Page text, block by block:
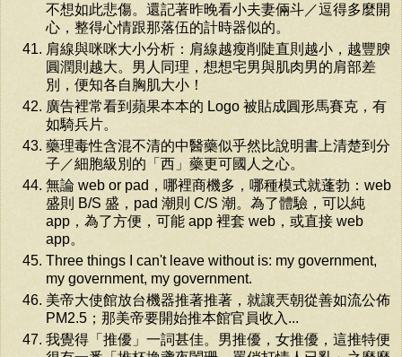
不想如此悲傷。還記著昨晚看小夫妻倆斗／逗得多麼開
心，整得心情跟那落伍的計時器似的。
肩線與咪咪大小分析：肩線越瘦削陡直則越小，越豐腴
圓潤則越大。男人同理，想想宅男與肌肉男的肩部差
別，便知各自胸肌大小！
廣告裡常看到蘋果本本的 Logo 被貼成圓形馬賽克，有
如騎兵片。
藥理毒性含混不清的中醫藥似乎然比說明書上清楚到分
子／細胞級別的「西」藥更可國人之心。
無論 web or pad，哪裡商機多，哪種模式就蓬勃：web
盛則 B/S 盛，pad 潮則 C/S 潮。為了體驗，可以純
app，為了方便，可能 app 裡套 web，或直接 web
app。
Three things I can't leave without is: my government,
my government, my government.
美帝大使館放台機器推著推著，就讓兲朝從善如流公佈
PM2.5；那美帝要開始推本館官員收入...
我覺得「推優」一詞甚佳。男推優，女推優，這推特便